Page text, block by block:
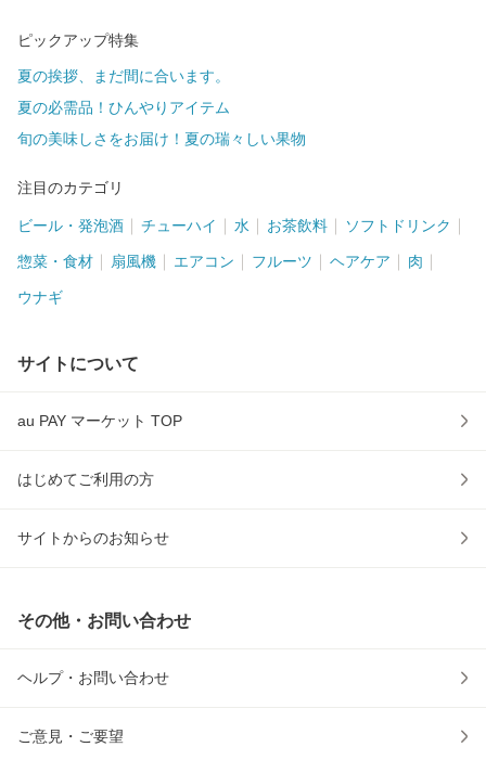
ピックアップ特集
夏の挨拶、まだ間に合います。
夏の必需品！ひんやりアイテム
旬の美味しさをお届け！夏の瑞々しい果物
注目のカテゴリ
ビール・発泡酒 チューハイ 水 お茶飲料 ソフトドリンク
惣菜・食材 扇風機 エアコン フルーツ ヘアケア 肉
ウナギ
サイトについて
au PAY マーケット TOP
はじめてご利用の方
サイトからのお知らせ
その他・お問い合わせ
ヘルプ・お問い合わせ
ご意見・ご要望